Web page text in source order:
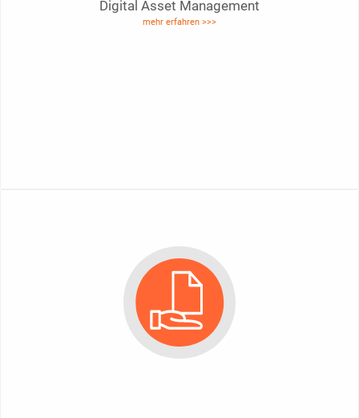
Digital Asset Management
mehr erfahren >>>